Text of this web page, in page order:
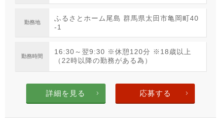
勤務地
ふるさとホーム尾島 群馬県太田市亀岡町40
-1
勤務時間
16:30～翌9:30 ※休憩120分 ※18歳以上
（22時以降の勤務がある為）
詳細を見る 応募する